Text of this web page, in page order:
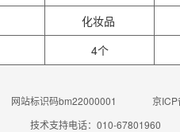
化妆品
4个
网站标识码bm22000001
京
技术支持电话：010-67801960